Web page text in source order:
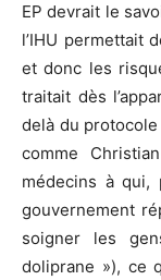
EP devrait le
l’IHU permettait
et donc les
traitait dès
delà du
comme
médecins à qui,
gouvernement
soigner les
doliprane »), ce